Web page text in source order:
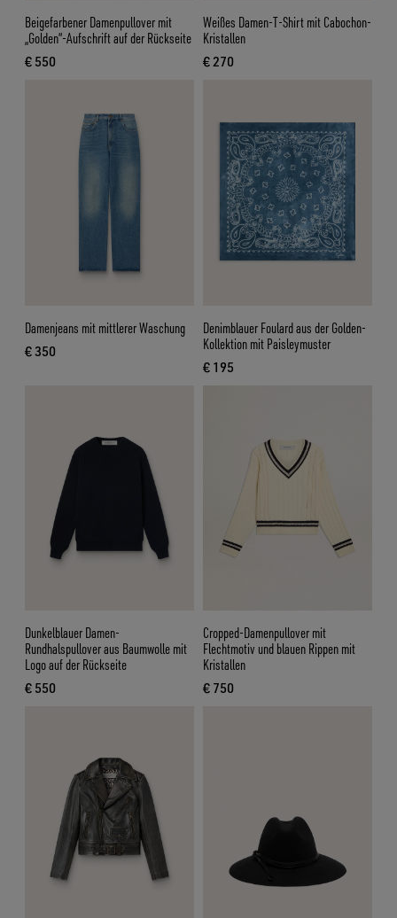
Beigefarbener Damenpullover mit
„Golden“-Aufschrift auf der Rückseite
€ 550
aktueller Preis € 550
Weißes Damen-T-Shirt mit Cabochon-
Kristallen
€ 270
aktueller Preis € 270
Damenjeans mit mittlerer Waschung
€ 350
aktueller Preis € 350
Denimblauer Foulard aus der Golden-
Kollektion mit Paisleymuster
€ 195
aktueller Preis € 195
Dunkelblauer Damen-
Rundhalspullover aus Baumwolle mit
Logo auf der Rückseite
€ 550
aktueller Preis € 550
Cropped-Damenpullover mit
Flechtmotiv und blauen Rippen mit
Kristallen
€ 750
aktueller Preis € 750